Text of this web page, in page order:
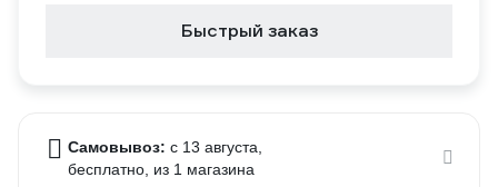
Быстрый заказ
Самовывоз: c 13 августа,
бесплатно , из 1 магазина